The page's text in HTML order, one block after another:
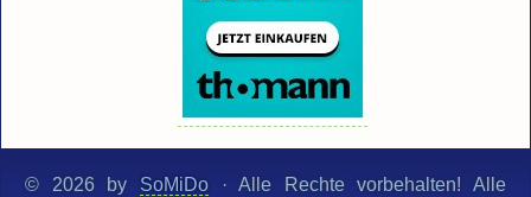
© 2026 by SoMiDo· Alle Rechte vorbehalten! Alle